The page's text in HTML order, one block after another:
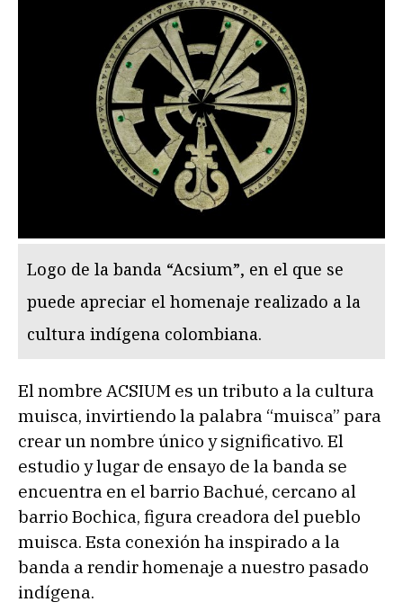
Logo de la banda “Acsium”, en el que se
puede apreciar el homenaje realizado a la
cultura indígena colombiana.
El nombre ACSIUM es un tributo a la cultura
muisca, invirtiendo la palabra “muisca” para
crear un nombre único y significativo. El
estudio y lugar de ensayo de la banda se
encuentra en el barrio Bachué, cercano al
barrio Bochica, figura creadora del pueblo
muisca. Esta conexión ha inspirado a la
banda a rendir homenaje a nuestro pasado
indígena.